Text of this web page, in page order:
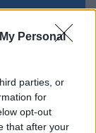
Personal
parties, or
for
opt-out
that after your